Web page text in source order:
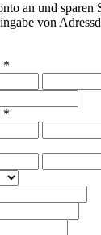
an und sparen
von
*
*